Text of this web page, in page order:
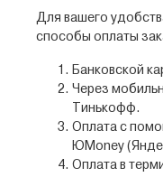
Для вашего
способы оплаты
Банковской
Через
Тинькофф.
Оплата с
ЮMoney
Оплата в